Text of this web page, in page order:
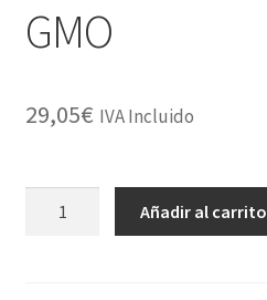
GMO
29,05€ IVA Incluido
Añadir al carrito